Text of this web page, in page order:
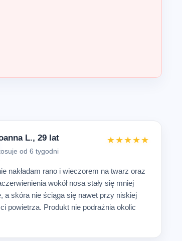
L., 29 lat
od 6 tygodni
★★★★★
nakładam rano i wieczorem na twarz oraz
wokół nosa stały się mniej
a skóra nie ściąga się nawet przy niskiej
powietrza. Produkt nie podrażnia okolic